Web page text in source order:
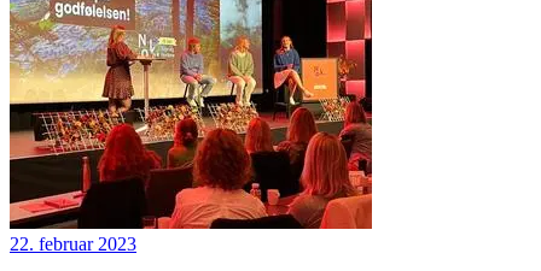
22. februar 2023